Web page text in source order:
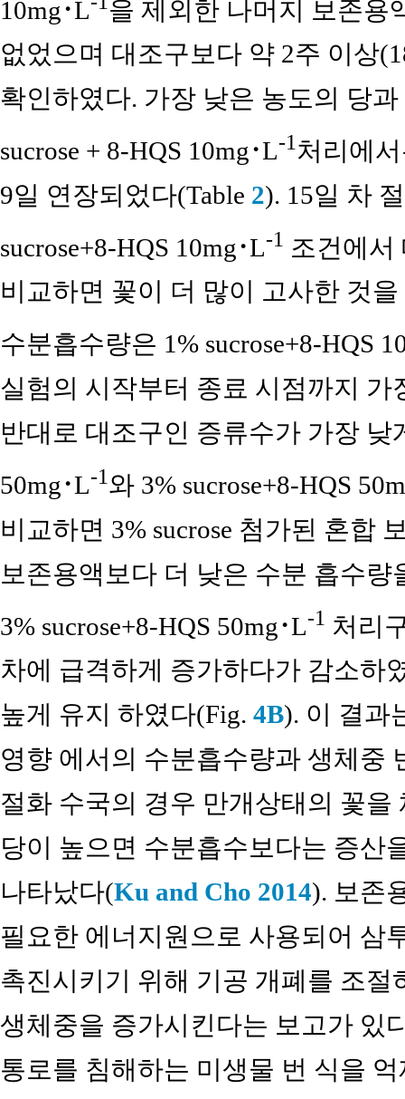
10mg･L
을 제외한 나머지 보존용
없었으며 대조구보다 약 2주 이상
확인하였다. 가장 낮은 농도의 당
sucrose + 8-HQS 10mg･L-1처리에
9일 연장되었다(Table 2). 15일 차
sucrose+8-HQS 10mg･L-1 조건에서
비교하면 꽃이 더 많이 고사한 것
수분흡수량은 1% sucrose+8-HQS
실험의 시작부터 종료 시점까지
반대로 대조구인 증류수가 가장 낮
50mg･L-1와 3% sucrose+8-HQS
비교하면 3% sucrose 첨가된 혼합
보존용액보다 더 낮은 수분 흡수
3% sucrose+8-HQS 50mg･L-1 처리
차에 급격하게 증가하다가 감소하
높게 유지 하였다(Fig. 4B). 이 결과
영향 에서의 수분흡수량과 생체중
절화 수국의 경우 만개상태의 꽃
당이 높으면 수분흡수보다는 증산
나타났다(Ku and Cho 2014). 보존
필요한 에너지원으로 사용되어 삼
촉진시키기 위해 기공 개폐를 조
생체중을 증가시킨다는 보고가 있
통로를 침해하는 미생물 번 식을